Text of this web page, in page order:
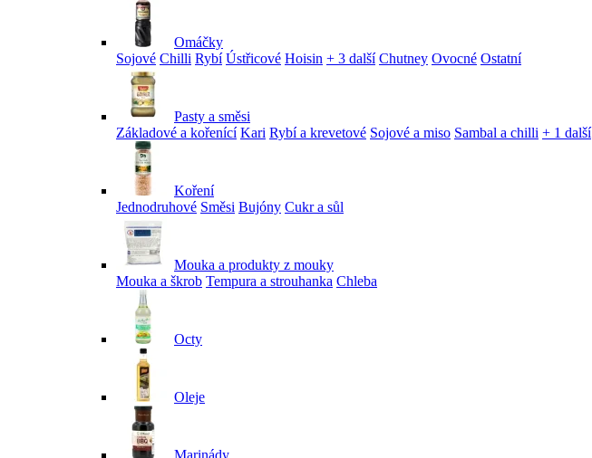
Omáčky
Sojové Chilli Rybí Ústřicové Hoisin + 3 další Chutney Ovocné Ostatní
Pasty a směsi
Základové a kořenící Kari Rybí a krevetové Sojové a miso Sambal a chilli + 1 další
Koření
Jednodruhové Směsi Bujóny Cukr a sůl
Mouka a produkty z mouky
Mouka a škrob Tempura a strouhanka Chleba
Octy
Oleje
Marinády